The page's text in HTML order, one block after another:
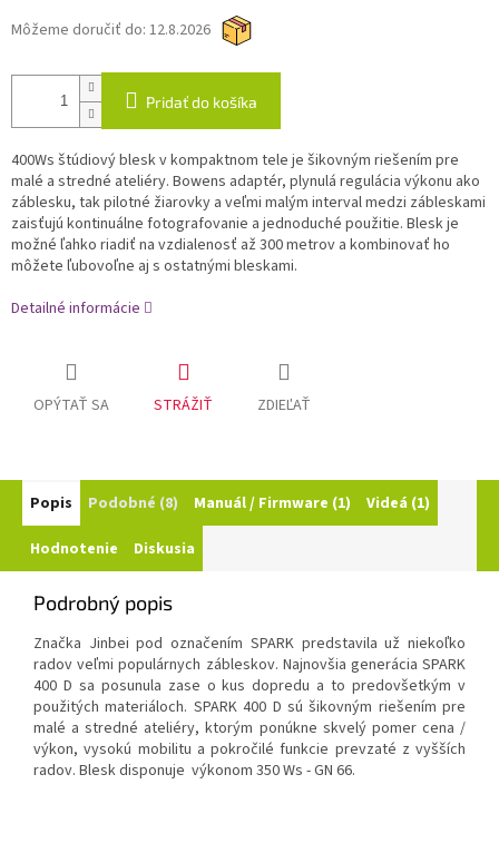
Môžeme doručiť do: 12.8.2026
Pridať do košíka
400Ws štúdiový blesk v kompaktnom tele je šikovným riešením pre
malé a stredné ateliéry. Bowens adaptér, plynulá regulácia výkonu ako
záblesku, tak pilotné žiarovky a veľmi malým interval medzi zábleskami
zaisťujú kontinuálne fotografovanie a jednoduché použitie. Blesk je
možné ľahko riadiť na vzdialenosť až 300 metrov a kombinovať ho
môžete ľubovoľne aj s ostatnými bleskami.
Detailné informácie
OPÝTAŤ SA STRÁŽIŤ ZDIEĽAŤ
Popis Podobné (8) Manuál / Firmware (1) Videá (1)
Hodnotenie Diskusia
Podrobný popis
Značka Jinbei pod označením SPARK predstavila už niekoľko
radov veľmi populárnych zábleskov. Najnovšia generácia SPARK
400 D sa posunula zase o kus dopredu a to predovšetkým v
použitých materiáloch. SPARK 400 D sú šikovným riešením pre
malé a stredné ateliéry, ktorým ponúkne skvelý pomer cena /
výkon, vysokú mobilitu a pokročilé funkcie prevzaté z vyšších
radov. Blesk disponuje výkonom 350 Ws - GN 66.